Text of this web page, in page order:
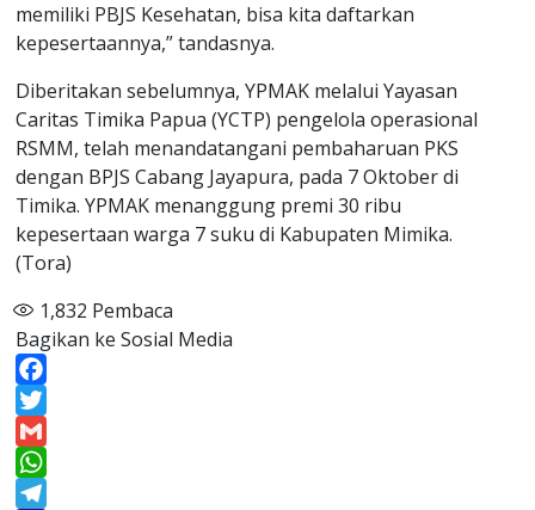
memiliki PBJS Kesehatan, bisa kita daftarkan
kepesertaannya,” tandasnya.
Diberitakan sebelumnya, YPMAK melalui Yayasan
Caritas Timika Papua (YCTP) pengelola operasional
RSMM, telah menandatangani pembaharuan PKS
dengan BPJS Cabang Jayapura, pada 7 Oktober di
Timika. YPMAK menanggung premi 30 ribu
kepesertaan warga 7 suku di Kabupaten Mimika.
(Tora)
1,832 Pembaca
Bagikan ke Sosial Media
Facebook
Twitter
Gmail
WhatsApp